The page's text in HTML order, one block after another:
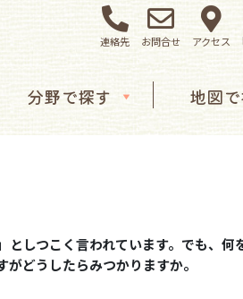
連絡先 お問合せ アクセス
分野で探す 地図
しつこく言われています。でも、何
どうしたらみつかりますか。